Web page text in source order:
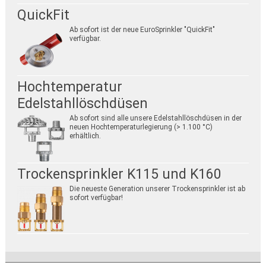
QuickFit
Ab sofort ist der neue EuroSprinkler "QuickFit"
verfügbar.
Hochtemperatur
Edelstahllöschdüsen
Ab sofort sind alle unsere Edelstahllöschdüsen in der
neuen Hochtemperaturlegierung (> 1.100 °C)
erhältlich.
Trockensprinkler K115 und K160
Die neueste Generation unserer Trockensprinkler ist ab
sofort verfügbar!